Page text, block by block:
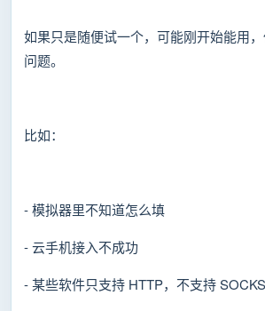
如果只是随便试一个，可能刚开始能用
问题。
比如：
- 模拟器里不知道怎么填
- 云手机接入不成功
- 某些软件只支持 HTTP，不支持